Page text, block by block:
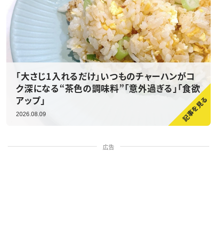
「大さじ1入れるだけ」いつものチャーハンがコ
ク深になる“茶色の調味料”「意外過ぎる」「食欲
アップ」
2026.08.09
広告